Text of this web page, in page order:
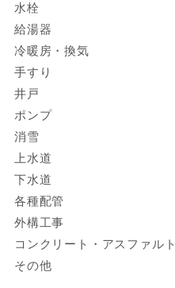
水栓
給湯器
冷暖房・換気
手すり
井戸
ポンプ
消雪
上水道
下水道
各種配管
外構工事
コンクリート・アスファルト
その他